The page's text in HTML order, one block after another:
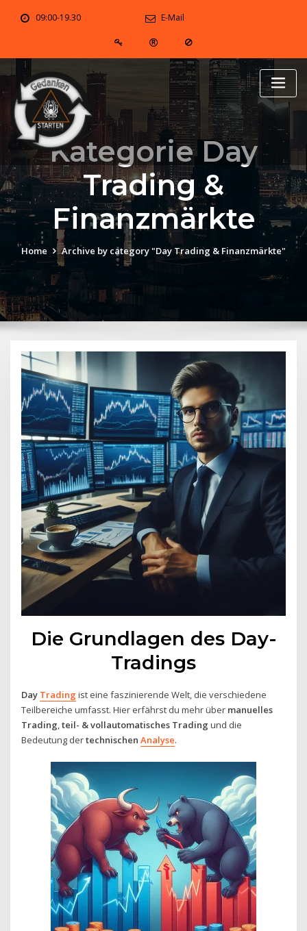
09:00-19.30 E-Mail
Kategorie Day
Trading &
Finanzmärkte
Home Archive by category "Day Trading & Finanzmärkte"
Die Grundlagen des Day-
Tradings
Day Trading ist eine faszinierende Welt, die verschiedene
Teilbereiche umfasst. Hier erfährst du mehr über manuelles
Trading,teil- & vollautomatisches Trading und die
Bedeutung dertechnischenAnalyse.